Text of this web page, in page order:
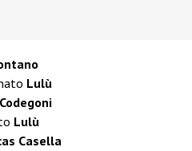
Lulù
Lulù
Casella